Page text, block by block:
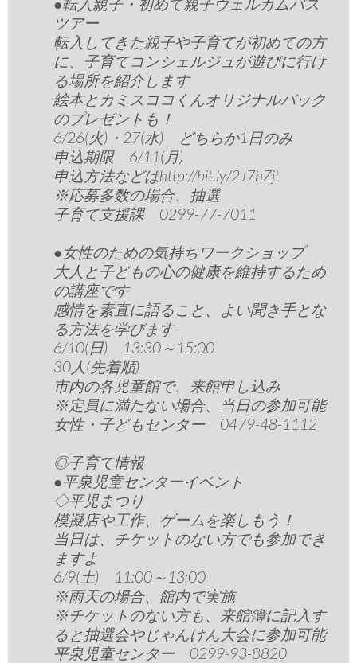
ツアー
転入してきた親子や子育てが初めての方
に、子育てコンシェルジュが遊びに行け
る場所を紹介します
絵本とカミスココくんオリジナルバック
のプレゼントも！
6/26(火)・27(水) どちらか1日のみ
申込期限 6/11(月)
申込方法などはhttp://bit.ly/2J7hZjt
※応募多数の場合、抽選
子育て支援課 0299-77-7011
●女性のための気持ちワークショップ
大人と子どもの心の健康を維持するため
の講座です
感情を素直に語ること、よい聞き手とな
る方法を学びます
6/10(日) 13:30～15:00
30人(先着順)
市内の各児童館で、来館申し込み
※定員に満たない場合、当日の参加可能
女性・子どもセンター 0479-48-1112
◎子育て情報
●平泉児童センターイベント
◇平児まつり
模擬店や工作、ゲームを楽しもう！
当日は、チケットのない方でも参加でき
ますよ
6/9(土) 11:00～13:00
※雨天の場合、館内で実施
※チケットのない方も、来館簿に記入す
ると抽選会やじゃんけん大会に参加可能
平泉児童センター 0299-93-8820